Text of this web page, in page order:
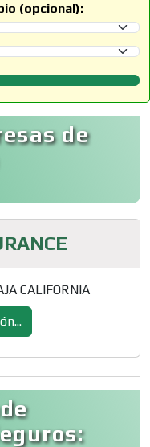
(opcional):
de
CALIFORNIA